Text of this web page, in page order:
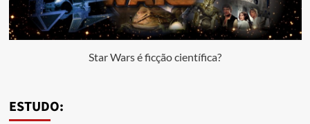
Star Wars é ficção científica?
ESTUDO: